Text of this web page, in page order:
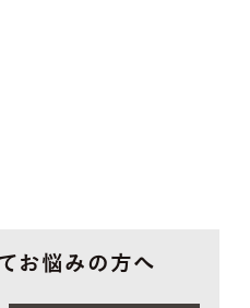
お悩みの方へ